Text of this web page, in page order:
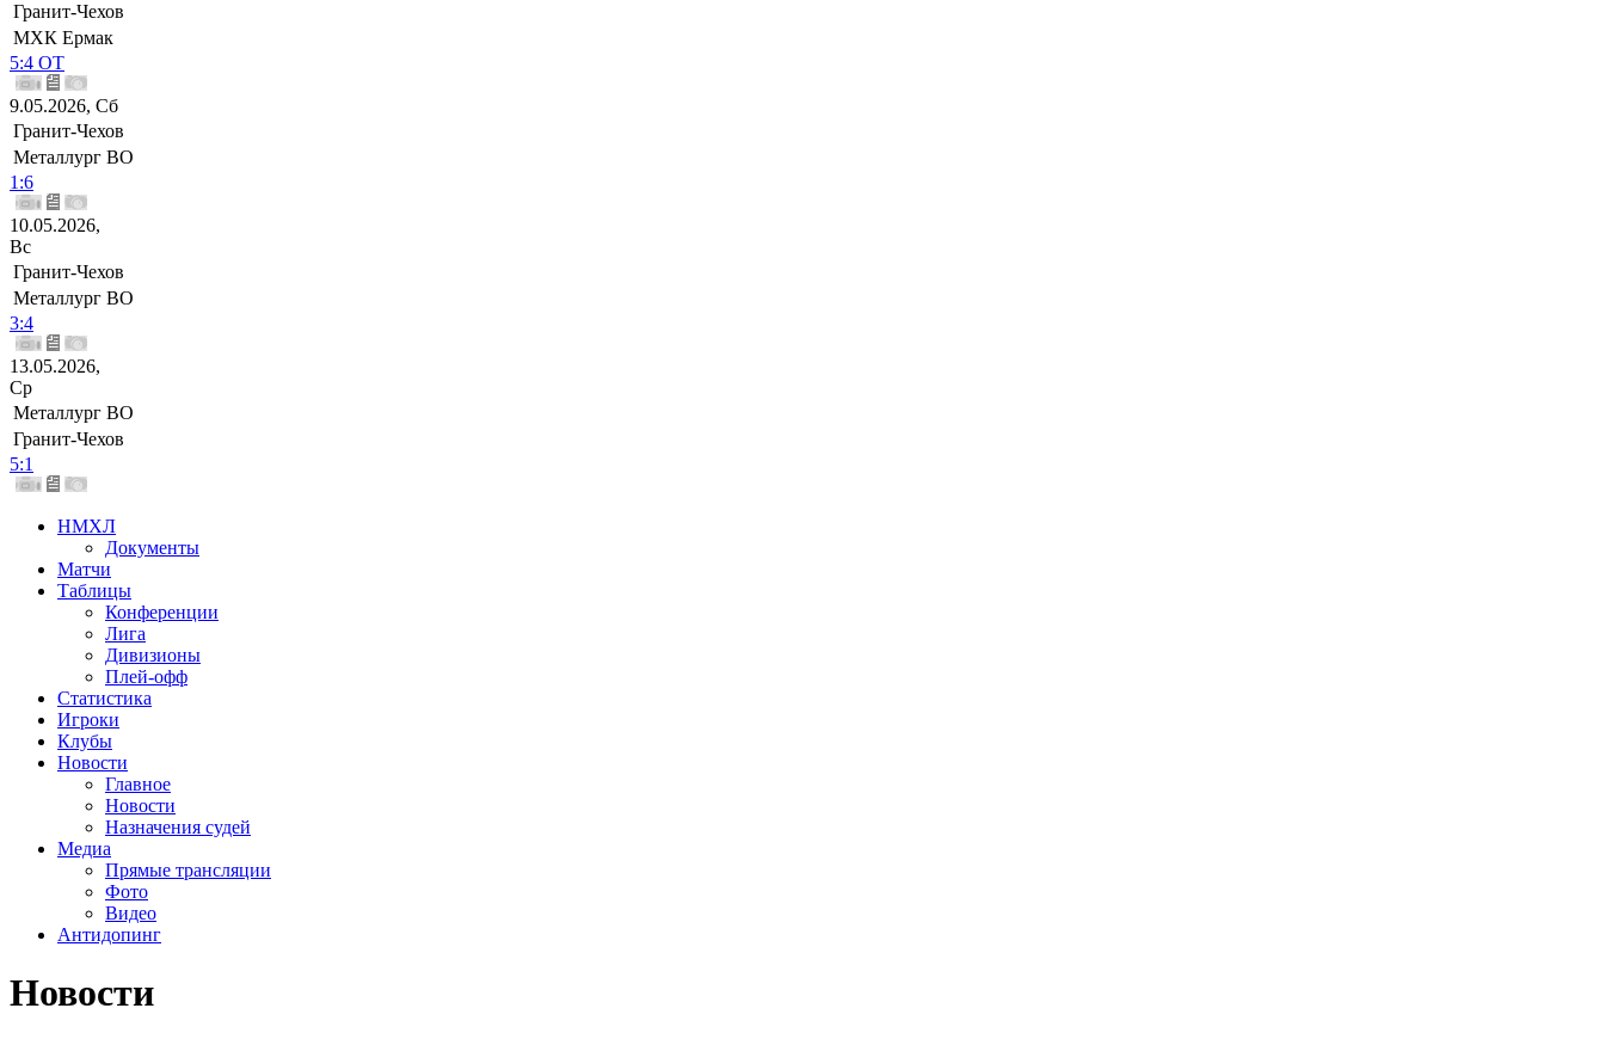
Гранит-Чехов
МХК Ермак
5:4 ОТ
9.05.2026, Сб
Гранит-Чехов
Металлург ВО
1:6
10.05.2026,
Вс
Гранит-Чехов
Металлург ВО
3:4
13.05.2026,
Ср
Металлург ВО
Гранит-Чехов
5:1
НМХЛ
Документы
Матчи
Таблицы
Конференции
Лига
Дивизионы
Плей-офф
Статистика
Игроки
Клубы
Новости
Главное
Новости
Назначения судей
Медиа
Прямые трансляции
Фото
Видео
Антидопинг
Новости